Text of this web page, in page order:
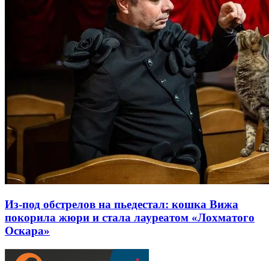
Из-под обстрелов на пьедестал: кошка Вижа
покорила жюри и стала лауреатом «Лохматого
Оскара»